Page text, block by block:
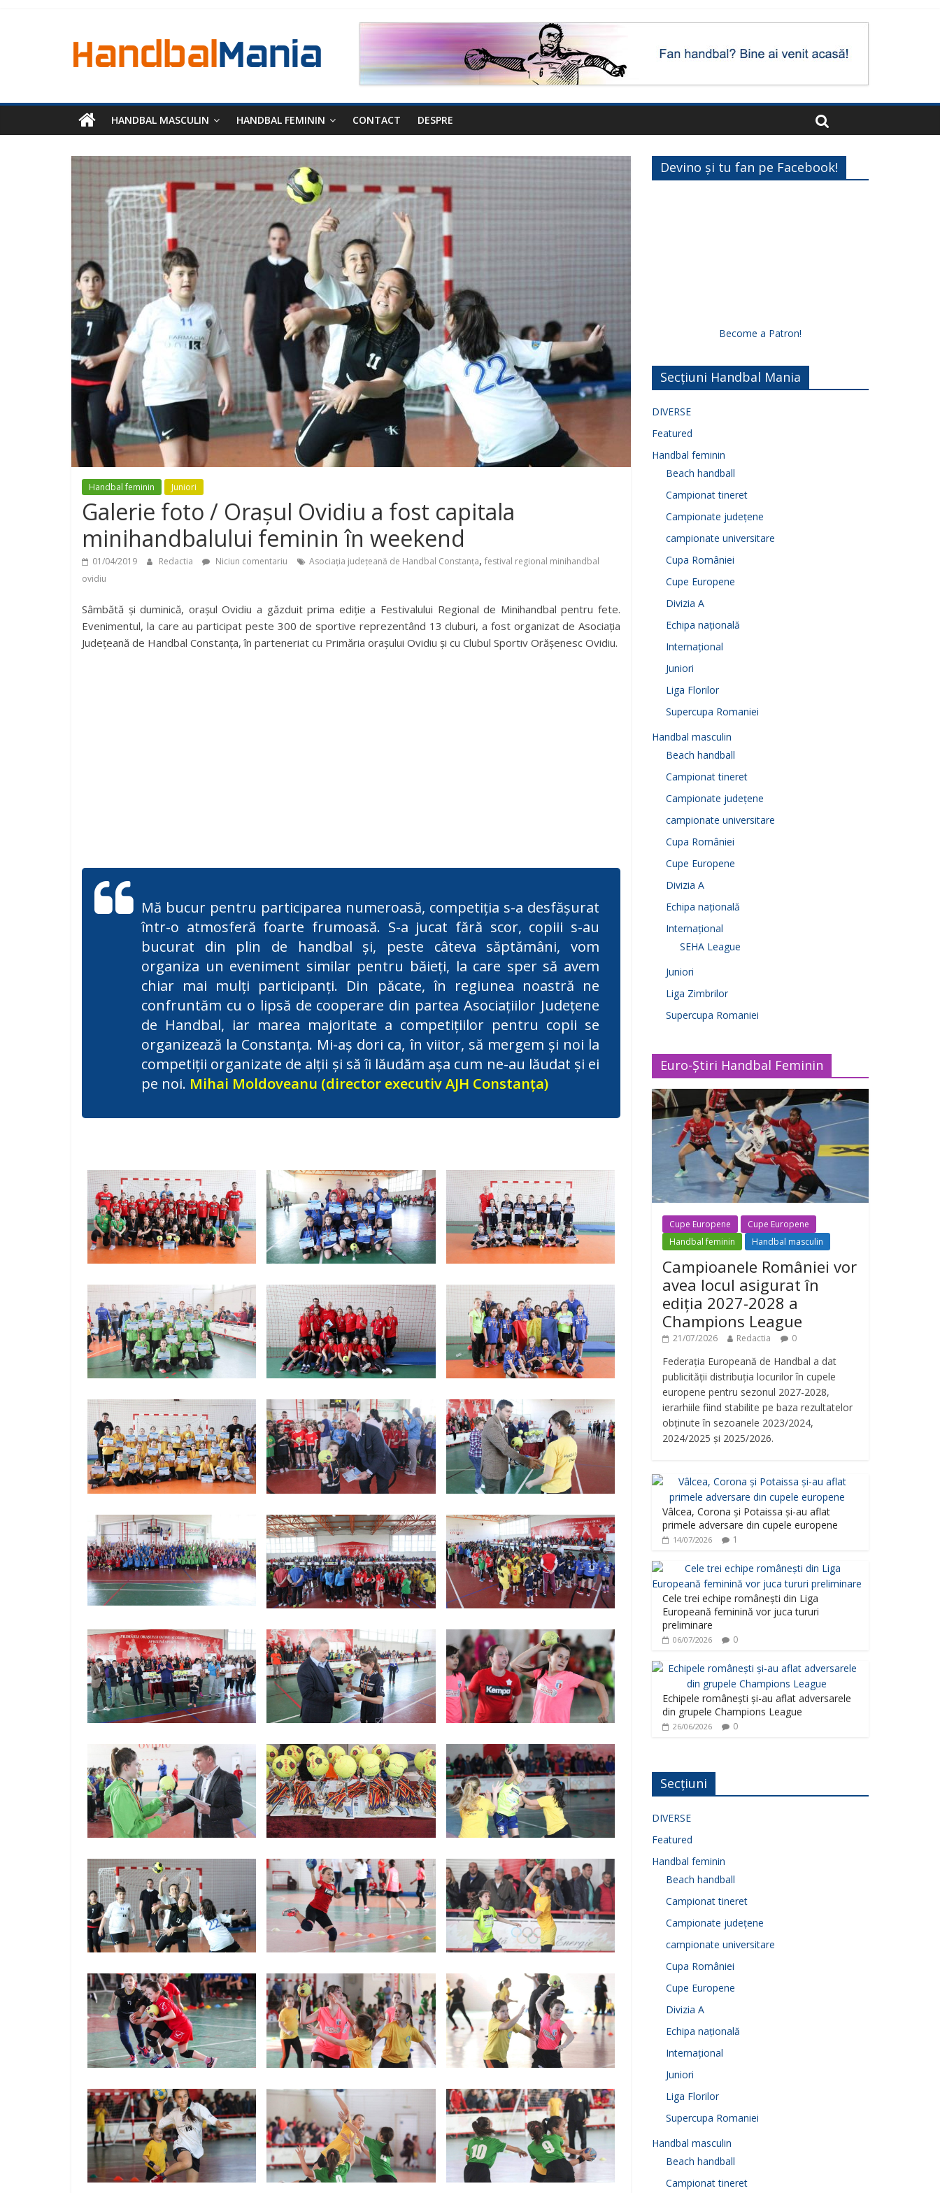
HANDBAL MASCULIN HANDBAL FEMININ CONTACT DESPRE
Handbal feminin Juniori
Galerie foto / Orașul Ovidiu a fost capitala
minihandbalului feminin în weekend
01/04/2019 Redactia Niciun comentariu Asociația județeană de Handbal Constanța, festival regional minihandbal
ovidiu
Sâmbătă și duminică, orașul Ovidiu a găzduit prima ediție a Festivalului Regional de Minihandbal pentru fete.
Evenimentul, la care au participat peste 300 de sportive reprezentând 13 cluburi, a fost organizat de Asociația
Județeană de Handbal Constanța, în parteneriat cu Primăria orașului Ovidiu și cu Clubul Sportiv Orășenesc Ovidiu.
Mă bucur pentru participarea numeroasă, competiția s-a desfășurat
într-o atmosferă foarte frumoasă. S-a jucat fără scor, copiii s-au
bucurat din plin de handbal și, peste câteva săptămâni, vom
organiza un eveniment similar pentru băieți, la care sper să avem
chiar mai mulți participanți. Din păcate, în regiunea noastră ne
confruntăm cu o lipsă de cooperare din partea Asociațiilor Județene
de Handbal, iar marea majoritate a competițiilor pentru copii se
organizează la Constanța. Mi-aș dori ca, în viitor, să mergem și noi la
competiții organizate de alții și să îi lăudăm așa cum ne-au lăudat și ei
pe noi. Mihai Moldoveanu (director executiv AJH Constanța)
Devino și tu fan pe Facebook!
Become a Patron!
Secțiuni Handbal Mania
DIVERSE
Featured
Handbal feminin
Beach handball
Campionat tineret
Campionate județene
campionate universitare
Cupa României
Cupe Europene
Divizia A
Echipa națională
Internațional
Juniori
Liga Florilor
Supercupa Romaniei
Handbal masculin
Beach handball
Campionat tineret
Campionate județene
campionate universitare
Cupa României
Cupe Europene
Divizia A
Echipa națională
Internațional
SEHA League
Juniori
Liga Zimbrilor
Supercupa Romaniei
Euro-Știri Handbal Feminin
Cupe Europene
Cupe Europene
Handbal feminin
Handbal masculin
Campioanele României vor
avea locul asigurat în
ediția 2027-2028 a
Champions League
21/07/2026 Redactia 0
Federația Europeană de Handbal a dat
publicității distribuția locurilor în cupele
europene pentru sezonul 2027-2028,
ierarhiile fiind stabilite pe baza rezultatelor
obținute în sezoanele 2023/2024,
2024/2025 și 2025/2026.
Vâlcea, Corona și Potaissa și-au aflat
primele adversare din cupele europene
14/07/2026 1
Cele trei echipe românești din Liga
Europeană feminină vor juca tururi
preliminare
06/07/2026 0
Echipele românești și-au aflat adversarele
din grupele Champions League
26/06/2026 0
Secțiuni
DIVERSE
Featured
Handbal feminin
Beach handball
Campionat tineret
Campionate județene
campionate universitare
Cupa României
Cupe Europene
Divizia A
Echipa națională
Internațional
Juniori
Liga Florilor
Supercupa Romaniei
Handbal masculin
Beach handball
Campionat tineret